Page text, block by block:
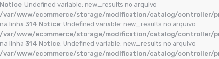
Notice: Undefined variable: new_results no arquivo
/var/www/ecommerce/storage/modification/catalog/controller/
na linha 314 Notice: Undefined variable: new_results no arquivo
/var/www/ecommerce/storage/modification/catalog/controller/
na linha 314 Notice: Undefined variable: new_results no arquivo
/var/www/ecommerce/storage/modification/catalog/controller/